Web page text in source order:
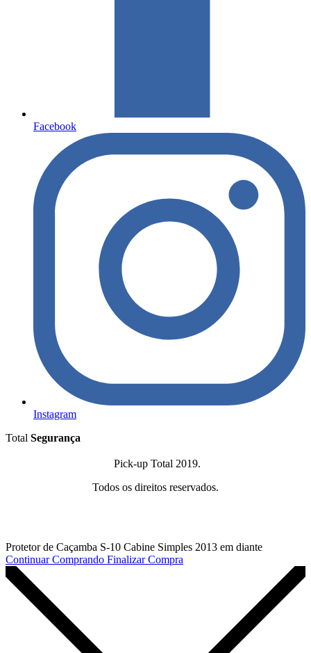
Facebook
Instagram
Total Segurança
Pick-up Total 2019.
Todos os direitos reservados.
Protetor de Caçamba S-10 Cabine Simples 2013 em diante
Continuar Comprando Finalizar Compra